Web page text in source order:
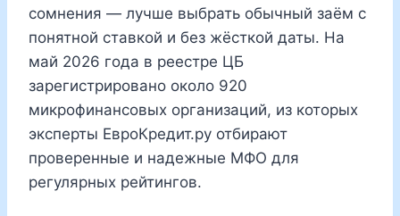
сомнения — лучше выбрать обычный заём с
понятной ставкой и без жёсткой даты. На
май 2026 года в реестре ЦБ
зарегистрировано около 920
микрофинансовых организаций, из которых
эксперты ЕвроКредит.ру отбирают
проверенные и надежные МФО для
регулярных рейтингов.